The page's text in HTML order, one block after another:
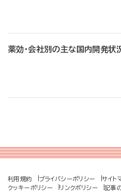
薬効・会社別の主な国内開発状
利用規約 プライバシーポリシー サイト
クッキーポリシー
リンクポリシー 記事